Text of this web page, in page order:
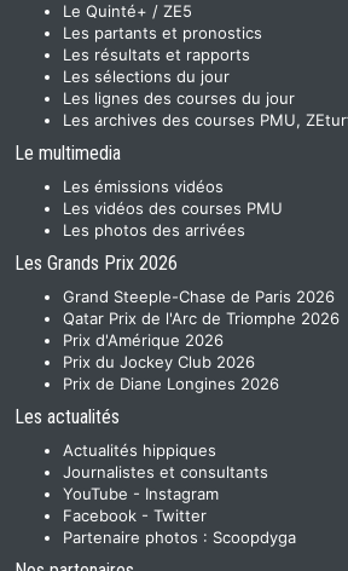
Le Quinté+ / ZE5
Les partants et pronostics
Les résultats et rapports
Les sélections du jour
Les lignes des courses du jour
Les archives des courses PMU,
Le multimedia
Les émissions vidéos
Les vidéos des courses PMU
Les photos des arrivées
Les Grands Prix 2026
Grand Steeple-Chase de Paris 2026
Qatar Prix de l'Arc de Triomphe 2026
Prix d'Amérique 2026
Prix du Jockey Club 2026
Prix de Diane Longines 2026
Les actualités
Actualités hippiques
Journalistes et consultants
YouTube - Instagram
Facebook - Twitter
Partenaire photos : Scoopdyga